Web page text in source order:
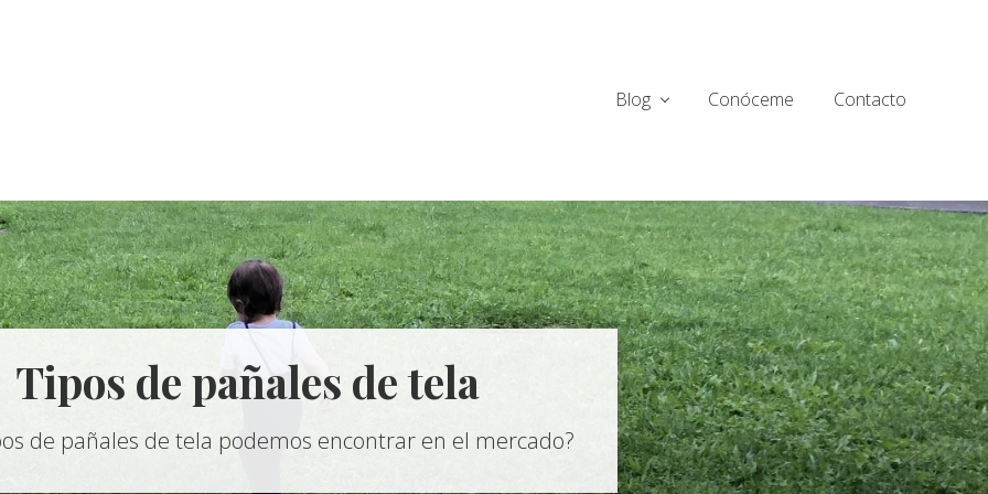
Blog Conóceme Contacto
Tipos de pañales de tela
de pañales de tela podemos encontrar en el mercado?